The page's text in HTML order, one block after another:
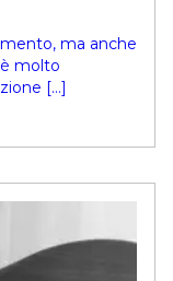
ma anche
molto
[…]